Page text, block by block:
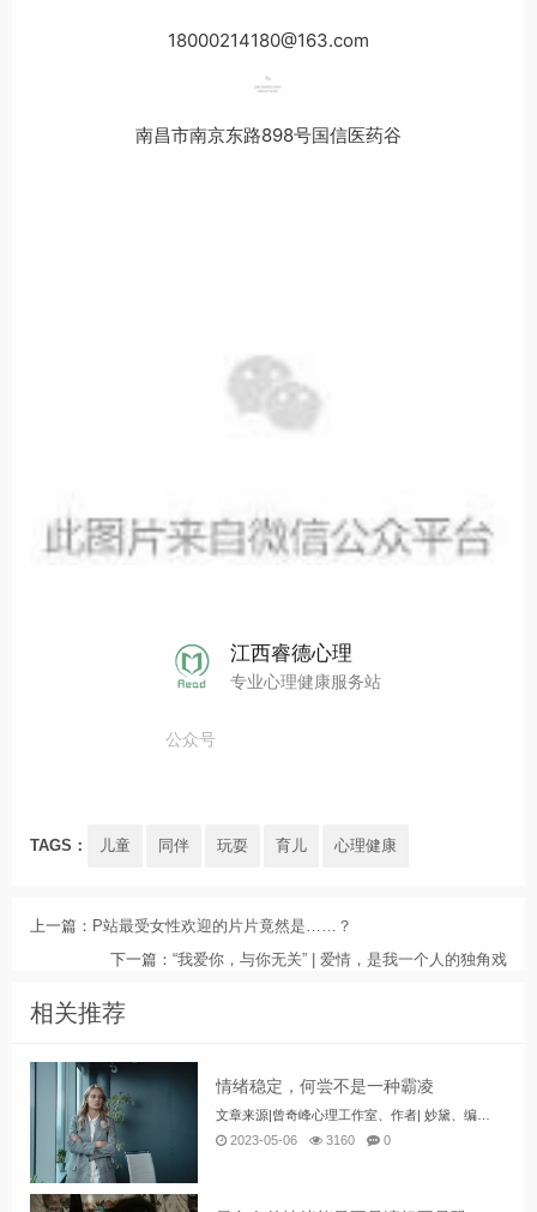
18000214180@163.com
南昌市南京东路898号国信医药谷
江西睿德心理
专业心理健康服务站
公众号
TAGS： 儿童 同伴 玩耍 育儿 心理健康
上一篇： P站最受女性欢迎的片片竟然是……？
下一篇： “我爱你，与你无关” | 爱情，是我一个人的独角戏
相关推荐
情绪稳定，何尝不是一种霸凌
2023-05-06
3160 0